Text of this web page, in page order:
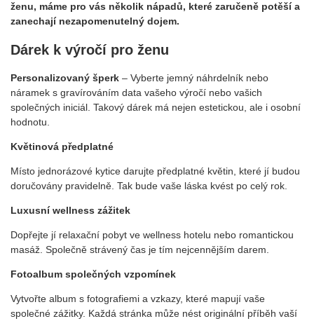
ženu, máme pro vás několik nápadů, které zaručeně potěší a
zanechají nezapomenutelný dojem.
Dárek k výročí pro ženu
Personalizovaný šperk – Vyberte jemný náhrdelník nebo
náramek s gravírováním data vašeho výročí nebo vašich
společných iniciál. Takový dárek má nejen estetickou, ale i osobní
hodnotu.
Květinová předplatné
Místo jednorázové kytice darujte předplatné květin, které jí budou
doručovány pravidelně. Tak bude vaše láska kvést po celý rok.
Luxusní wellness zážitek
Dopřejte jí relaxační pobyt ve wellness hotelu nebo romantickou
masáž. Společně strávený čas je tím nejcennějším darem.
Fotoalbum společných vzpomínek
Vytvořte album s fotografiemi a vzkazy, které mapují vaše
společné zážitky. Každá stránka může nést originální příběh vaší